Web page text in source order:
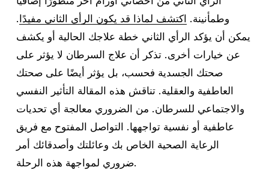
وطمأنينة. اكتشف لماذا قد يكون الرأي الثاني مفيدًا.
يمكن أن يؤكد الرأي الثاني خطة علاجك الحالية أو يكشف
عن خيارات أخرى. تذكر أن علاج السرطان لا يؤثر على
صحتك الجسدية فحسب، بل يؤثر أيضًا على صحتك
العاطفية والعقلية. تناقش هذه المقالة التأثير النفسي
والاجتماعي للسرطان. من الضروري معالجة أي تحديات
عاطفية أو نفسية تواجهها. التواصل المفتوح مع فريق
الرعاية الصحية الخاص بك وعائلتك وأصدقائك أمر
ضروري لمواجهة هذه الرحلة.